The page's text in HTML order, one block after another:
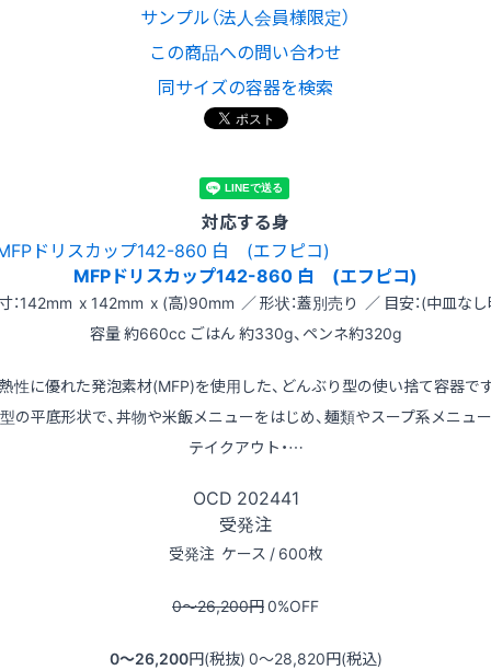
サンプル（法人会員様限定）
この商品への問い合わせ
同サイズの容器を検索
対応する身
MFPドリスカップ142-860 白 (エフピコ)
：142mm x 142mm x (高)90mm ／ 形状：蓋別売り ／ 目安：(中皿な
容量 約660cc ごはん 約330g、ペンネ約320g
性に優れた発泡素材(MFP)を使用した、どんぶり型の使い捨て容器で
の平底形状で、丼物や米飯メニューをはじめ、麺類やスープ系メニュ
テイクアウト・…
OCD 202441
受発注
受発注 ケース / 600枚
0〜26,200円0%OFF
0〜26,200円(税抜) 0〜28,820円(税込)